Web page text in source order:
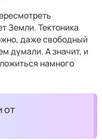
Земли. Тектоника
даже свободный
думали. А значит, и
намного
от